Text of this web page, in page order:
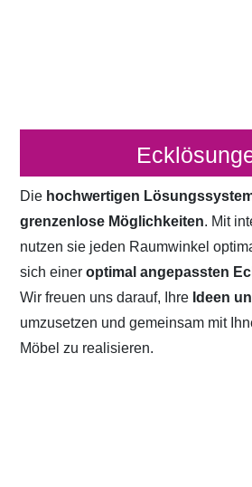
Die hochwertigen
grenzenlose Möglichkeiten. Mit
nutzen sie jeden Raumwinkel
sich eineroptimal angepassten
Wir freuen uns darauf, Ihre Ideen
umzusetzen und gemeinsam mit
Möbel zu realisieren.